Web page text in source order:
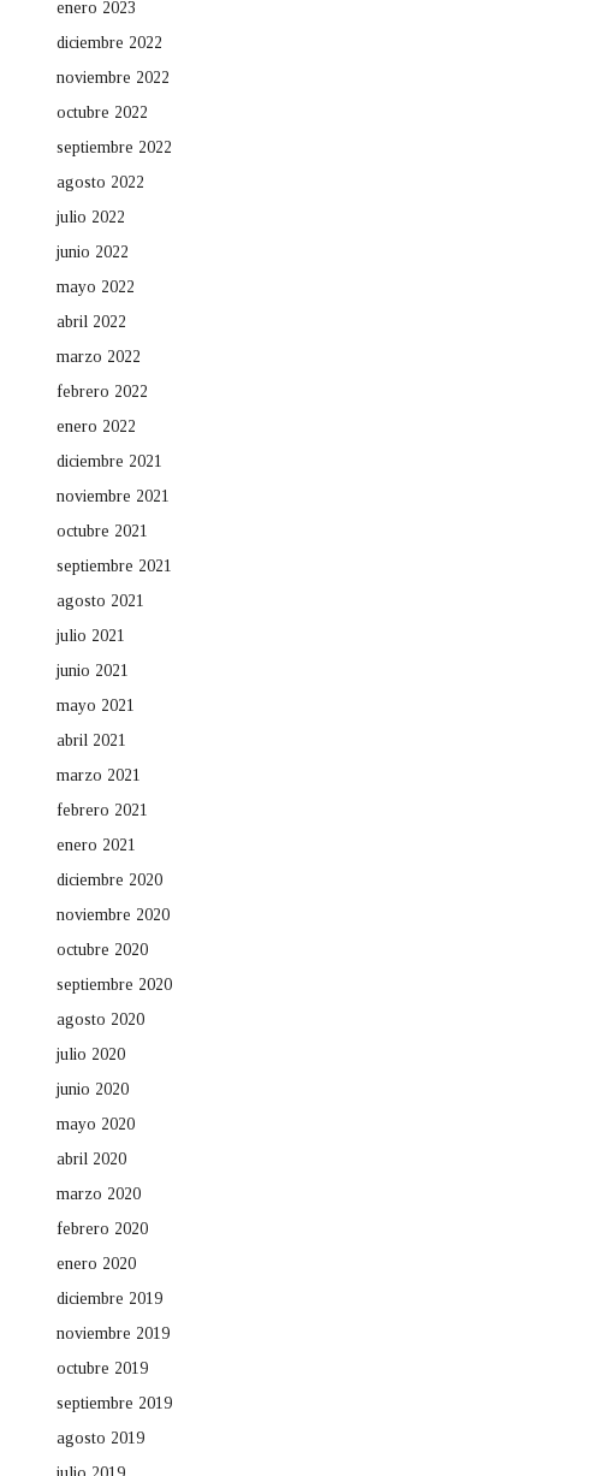
enero 2023
diciembre 2022
noviembre 2022
octubre 2022
septiembre 2022
agosto 2022
julio 2022
junio 2022
mayo 2022
abril 2022
marzo 2022
febrero 2022
enero 2022
diciembre 2021
noviembre 2021
octubre 2021
septiembre 2021
agosto 2021
julio 2021
junio 2021
mayo 2021
abril 2021
marzo 2021
febrero 2021
enero 2021
diciembre 2020
noviembre 2020
octubre 2020
septiembre 2020
agosto 2020
julio 2020
junio 2020
mayo 2020
abril 2020
marzo 2020
febrero 2020
enero 2020
diciembre 2019
noviembre 2019
octubre 2019
septiembre 2019
agosto 2019